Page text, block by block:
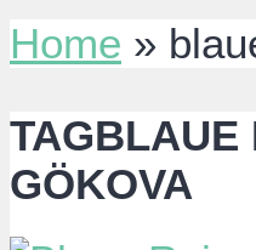
Home »
TAGBLAUE
GÖKOVA